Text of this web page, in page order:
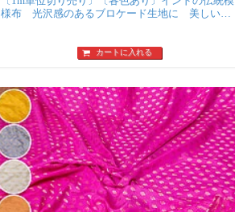
様布 光沢感のあるブロケード生地に 美しい金
カートに入れる